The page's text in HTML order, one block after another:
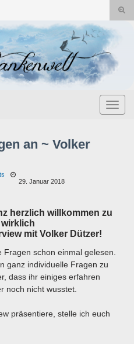
an ~ Volker
29. Januar 2018
herzlich willkommen zu
mit Volker Dützer!
Fragen schon einmal gelesen.
ganz individuelle Fragen zu
dass ihr einiges erfahren
noch nicht wusstet.
präsentiere, stelle ich euch